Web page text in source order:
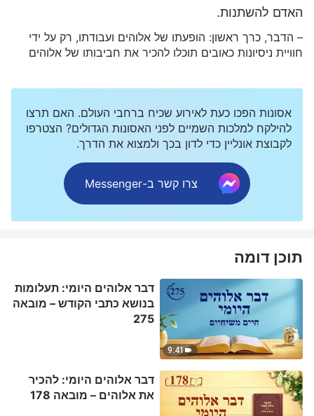
האדם להשתנות.
– הדבר, כרך ראשון: הופעתו של אלוהים ועבודתו, רק על ידי
חוויית ניסיונות כאובים תוכלו להכיר את חביבותו של אלוהים
אסונות הפכו כעת לאירוע שכיח ברחבי העולם. האם תרצו
להילקח למלכות השמיים לפני האסונות הגדולים? הצטרפו
לקבוצת אונליין כדי לדון בכך ולמצוא את הדרך.
צרו קשר ב-Messenger
תוכן דומה
9:41
דבר אלוהים היומי: תעלומות
בנושא כתבי הקודש – מובאה
275
דבר אלוהים היומי: להכיר
את אלוהים – מובאה 178